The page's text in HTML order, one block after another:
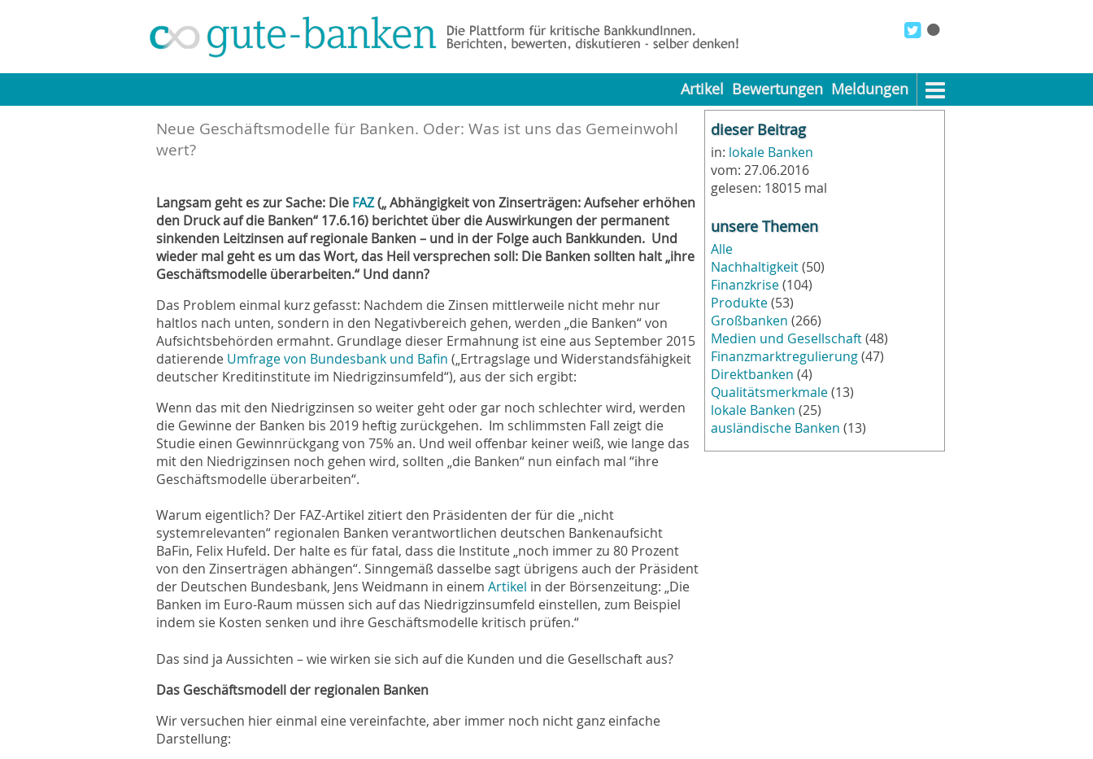
Artikel Bewertungen Meldungen
dieser Beitrag
in: lokale Banken
vom: 27.06.2016
gelesen: 18015 mal
unsere Themen
Alle
Nachhaltigkeit(50)
Finanzkrise(104)
Produkte(53)
Großbanken (266)
Medien und Gesellschaft(48)
Finanzmarktregulierung(47)
Direktbanken (4)
Qualitätsmerkmale(13)
lokale Banken (25)
ausländische Banken (13)
Neue Geschäftsmodelle für Banken. Oder: Was ist uns das Gemeinwohl
wert?
Langsam geht es zur Sache: Die FAZ(„ Abhängigkeit von Zinserträgen: Aufseher erhöhen
den Druck auf die Banken“ 17.6.16) berichtet über die Auswirkungen der permanent
sinkenden Leitzinsen auf regionale Banken – und in der Folge auch Bankkunden. Und
wieder mal geht es um das Wort, das Heil versprechen soll: Die Banken sollten halt „ihre
Geschäftsmodelle überarbeiten.“ Und dann?
Das Problem einmal kurz gefasst: Nachdem die Zinsen mittlerweile nicht mehr nur
haltlos nach unten, sondern in den Negativbereich gehen, werden „die Banken“ von
Aufsichtsbehörden ermahnt. Grundlage dieser Ermahnung ist eine aus September 2015
datierende Umfrage von Bundesbank und Bafin („Ertragslage und Widerstandsfähigkeit
deutscher Kreditinstitute im Niedrigzinsumfeld“), aus der sich ergibt:
Wenn das mit den Niedrigzinsen so weiter geht oder gar noch schlechter wird, werden
die Gewinne der Banken bis 2019 heftig zurückgehen. Im schlimmsten Fall zeigt die
Studie einen Gewinnrückgang von 75% an. Und weil offenbar keiner weiß, wie lange das
mit den Niedrigzinsen noch gehen wird, sollten „die Banken“ nun einfach mal “ihre
Geschäftsmodelle überarbeiten“.
Warum eigentlich? Der FAZ-Artikel zitiert den Präsidenten der für die „nicht
systemrelevanten“ regionalen Banken verantwortlichen deutschen Bankenaufsicht
BaFin, Felix Hufeld. Der halte es für fatal, dass die Institute „noch immer zu 80 Prozent
von den Zinserträgen abhängen“. Sinngemäß dasselbe sagt übrigens auch der Präsident
der Deutschen Bundesbank, Jens Weidmann in einem Artikel in der Börsenzeitung: „Die
Banken im Euro-Raum müssen sich auf das Niedrigzinsumfeld einstellen, zum Beispiel
indem sie Kosten senken und ihre Geschäftsmodelle kritisch prüfen.“
Das sind ja Aussichten – wie wirken sie sich auf die Kunden und die Gesellschaft aus?
Das Geschäftsmodell der regionalen Banken
Wir versuchen hier einmal eine vereinfachte, aber immer noch nicht ganz einfache
Darstellung: